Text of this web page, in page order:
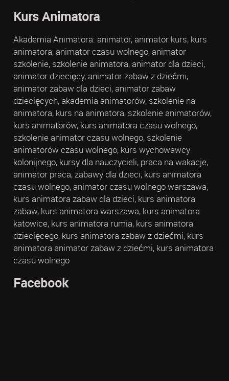
Kurs Animatora
Akademia Animatora: animator, animator kurs, kurs
animatora, animator czasu wolnego, animator
szkolenie, szkolenie animatora, animator dla dzieci,
animator dziecięcy, animator zabaw z dziećmi,
animator zabaw dla dzieci, animator zabaw
dziecięcych, akademia animatorów, szkolenie na
animatora, kurs na animatora, szkolenie animatorów,
kurs animatorów, kurs animatora czasu wolnego,
szkolenie animator czasu wolnego, szkolenie
animatorów czasu wolnego, kurs wychowawcy
kolonijnego, kursy dla nauczycieli, praca na wakacje,
animator praca, zabawy dla dzieci, kurs animatora
czasu wolnego, animator czasu wolnego warszawa,
kurs animatora zabaw dla dzieci, kurs animatora
zabaw, kurs animatora warszawa, kurs animatora
katowice, kurs animatora rumia, kurs animatora
dziecięcego, kurs animatora zabaw z dziećmi, kurs
animatora animator zabaw z dziećmi, kurs animatora
czasu wolnego
Facebook